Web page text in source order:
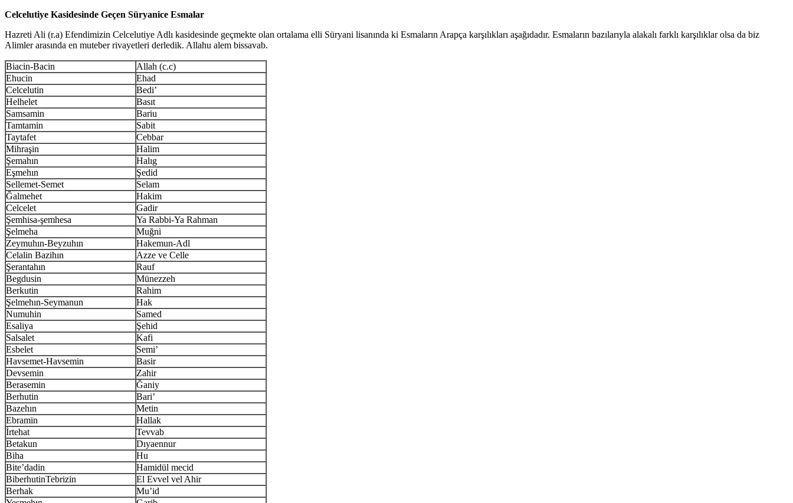
Celcelutiye Kasidesinde Geçen Süryanice Esmalar
Hazreti Ali (r.a) Efendimizin Celcelutiye Adlı kasidesinde geçmekte olan ortalama elli Süryani lisanında ki Esmaların Arapça karşılıkları aşağıdadır. Esmaların bazılarıyla alakalı farklı karşılıklar olsa da biz
Alimler arasında en muteber rivayetleri derledik. Allahu alem bissavab.
Biacin-Bacin
Allah (c.c)
Ehucin
Ehad
Celcelutin
Bedi’
Helhelet
Basıt
Samsamin
Bariu
Tamtamin
Sabit
Taytafet
Cebbar
Mihraşin
Halim
Şemahın
Halıg
Eşmehın
Şedid
Sellemet-Semet
Selam
Ğalmehet
Hakim
Celcelet
Gadir
Şemhisa-şemhesa
Ya Rabbi-Ya Rahman
Şelmeha
Muğni
Zeymuhın-Beyzuhın
Hakemun-Adl
Celalin Bazihın
Azze ve Celle
Şerantahın
Rauf
Begdusin
Münezzeh
Berkutin
Rahim
Şelmehın-Seymanun
Hak
Numuhin
Samed
Esaliya
Şehid
Salsalet
Kafi
Esbelet
Semi’
Havsemet-Havsemin
Basir
Devsemin
Zahir
Berasemin
Ğaniy
Berhutin
Bari’
Bazehın
Metin
Ebramin
Hallak
İrtehat
Tevvab
Betakun
Dıyaennur
Biha
Hu
Bite’dadin
Hamidül mecid
BiberhutinTebrizin
El Evvel vel Ahir
Berhak
Mu’id